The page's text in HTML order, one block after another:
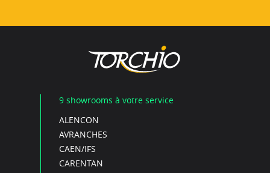
9 showrooms à votre service
ALENCON
AVRANCHES
CAEN/IFS
CARENTAN